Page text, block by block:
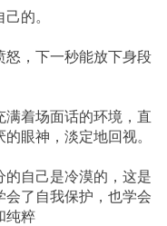
的。
怒，下一秒能放下身段
着场面话的环境，直
眼神，淡定地回视。
自己是冷漠的，这是
了自我保护，也学会
纯粹